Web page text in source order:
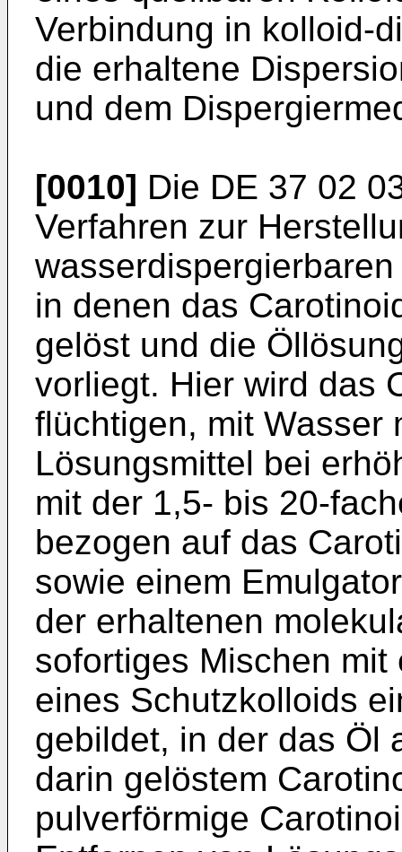
Verbindung in kolloid-
die erhaltene
und dem
[0010] Die DE 37 02
Verfahren zur
in denen das
gelöst und die
vorliegt. Hier wird das
flüchtigen, mit Wasser
Lösungsmittel bei
mit der 1,5- bis 20-
bezogen auf das
sowie einem
der erhaltenen
sofortiges Mischen
eines Schutzkolloids
gebildet, in der das Öl
darin gelöstem
pulverförmige